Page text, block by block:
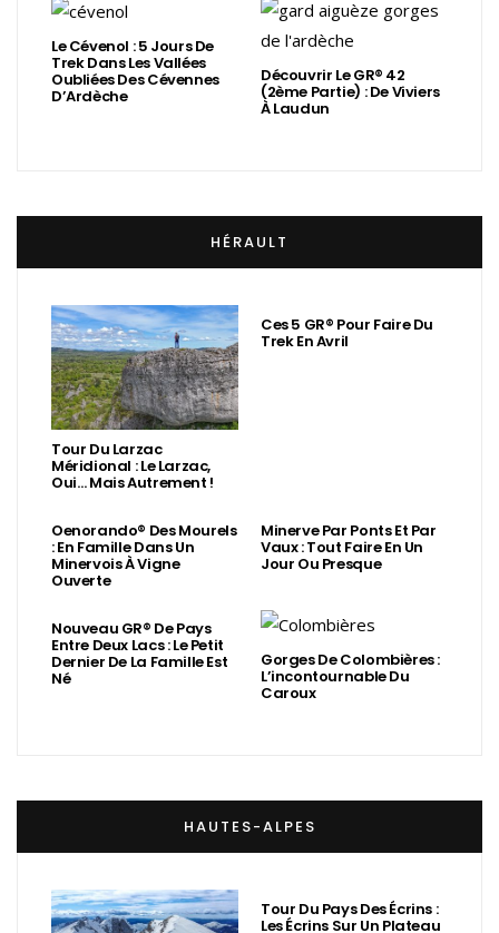
Le Cévenol : 5 Jours De
Trek Dans Les Vallées
Oubliées Des Cévennes
D’Ardèche
Découvrir Le GR® 42
(2ème Partie) : De Viviers
À Laudun
HÉRAULT
Tour Du Larzac
Méridional : Le Larzac,
Oui… Mais Autrement !
Ces 5 GR® Pour Faire Du
Trek En Avril
Oenorando® Des Mourels
: En Famille Dans Un
Minervois À Vigne
Ouverte
Minerve Par Ponts Et Par
Vaux : Tout Faire En Un
Jour Ou Presque
Nouveau GR® De Pays
Entre Deux Lacs : Le Petit
Dernier De La Famille Est
Né
Gorges De Colombières :
L’incontournable Du
Caroux
HAUTES-ALPES
Tour Du Pays Des Écrins :
Les Écrins Sur Un Plateau